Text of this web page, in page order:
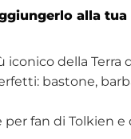
alla tua
iconico della Terra
bastone,
fan di Tolkien e